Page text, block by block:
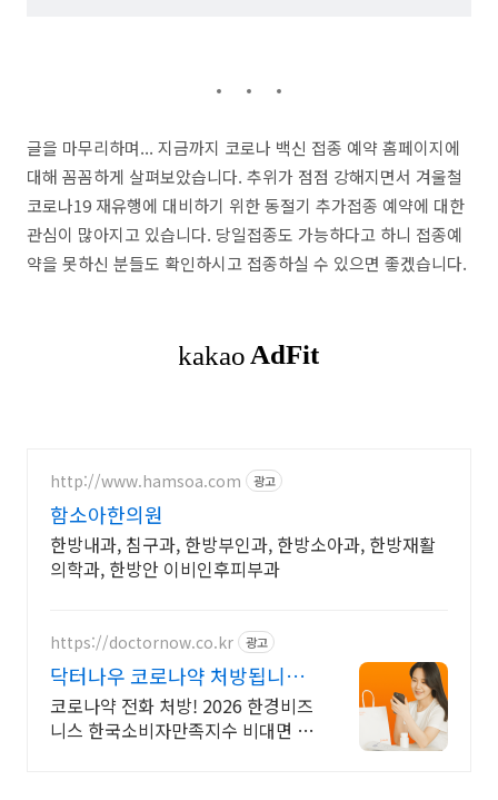
글을 마무리하며... 지금까지 코로나 백신 접종 예약 홈페이지에
대해 꼼꼼하게 살펴보았습니다. 추위가 점점 강해지면서 겨울철
코로나19 재유행에 대비하기 위한 동절기 추가접종 예약에 대한
관심이 많아지고 있습니다. 당일접종도 가능하다고 하니 접종예
약을 못하신 분들도 확인하시고 접종하실 수 있으면 좋겠습니다.
http://www.hamsoa.com 광고
함소아한의원
한방내과, 침구과, 한방부인과, 한방소아과, 한방재활
의학과, 한방안 이비인후피부과
https://doctornow.co.kr 광고
닥터나우 코로나약 처방됩니다
365일 24시간 진료가능
코로나약 전화 처방! 2026 한경비즈
니스 한국소비자만족지수 비대면 진